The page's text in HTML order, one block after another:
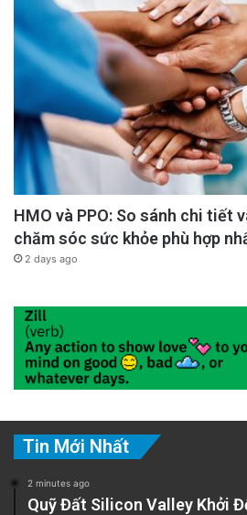
người xem, khiến họ phải
khi thưởng thức tác phẩm
đặc thù nhận biết một tài
advertisement
Christopher Nolan trên phim
Knight Rises’, 2011 (ảnh:
Bank/WireImage)
HMO và PPO: So sánh chi tiết
chăm sóc sức khỏe phù hợp
2 days ago
Tin Mới Nhất
2 minutes ago
Quỹ Đất Silicon Valley Khởi